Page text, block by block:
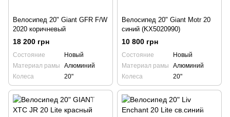
Велосипед 20" Giant GFR F/W
2020 коричневый
18 200 грн
Состояние
Новый
Материал рамы
Алюминий
Колеса
20"
Велосипед 20" Giant Motr 20
синий (KX5020990)
10 800 грн
Состояние
Новый
Материал рамы
Алюминий
Колеса
20"